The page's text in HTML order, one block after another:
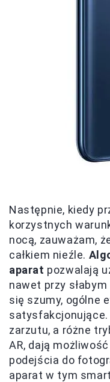
Następnie, kiedy
korzystnych
nocą, zauważam,
całkiem nieźle.
aparat pozwalają
nawet przy
się szumy, ogólne
satysfakcjonujące.
zarzutu, a różne
AR, dają
podejścia do
aparat w tym